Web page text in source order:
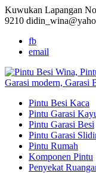
Kuwukan Lapangan
9210
fb
email
Pintu Besi Kaca
Pintu Garasi
Pintu Garasi Besi
Pintu Garasi
Pintu Rumah
Komponen Pintu
Penyekat